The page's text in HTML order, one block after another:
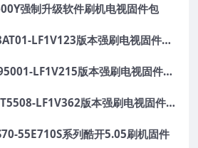
强制升级软件刷机电视固件包
TCL电视V8-S38AT01-LF1V123版本强刷电视固件包下载
TCL电视V8-RT95001-LF1V215版本强刷电视固件包下载
TCL电视V8-0MT5508-LF1V362版本强刷电视固件包下载
55E710S系列酷开5.05刷机固件